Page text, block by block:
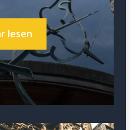
lesen